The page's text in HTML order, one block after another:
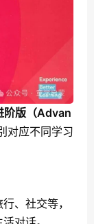
阶版（Advan
对应不同学习
、社交等，